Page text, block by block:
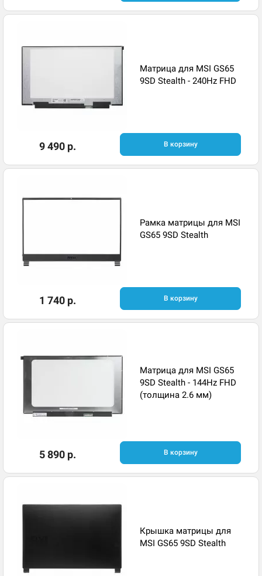
Матрица для MSI GS65
9SD Stealth - 240Hz FHD
9 490 р. В корзину
Рамка матрицы для MSI
GS65 9SD Stealth
1 740 р. В корзину
Матрица для MSI GS65
9SD Stealth - 144Hz FHD
(толщина 2.6 мм)
5 890 р. В корзину
Крышка матрицы для
MSI GS65 9SD Stealth